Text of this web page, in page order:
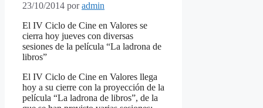
23/10/2014 poradmin
El IV Ciclo de Cine en Valores se
cierra hoy jueves con diversas
sesiones de la película “La ladrona de
libros”
El IV Ciclo de Cine en Valores llega
hoy a su cierre con la proyección de la
película “La ladrona de libros”, de la